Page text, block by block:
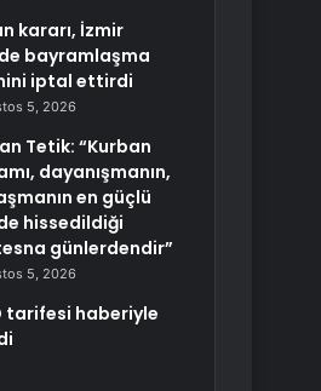
kararı, İzmir
bayramlaşma
iptal ettirdi
5, 2026
Tetik: “Kurban
dayanışmanın,
en güçlü
hissedildiği
günlerdendir”
5, 2026
tarifesi haberiyle